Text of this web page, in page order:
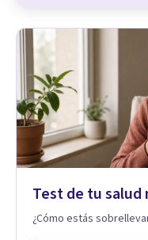
Test de tu
¿Cómo estás